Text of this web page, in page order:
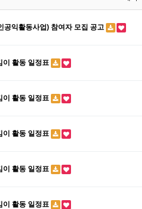
공익활동사업) 참여자 모집 공고
이 활동 일정표
이 활동 일정표
이 활동 일정표
이 활동 일정표
이 활동 일정표